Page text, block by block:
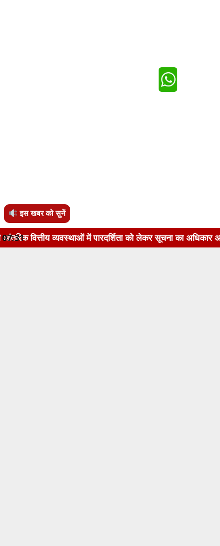
इस खबर को सुनें
में पारदर्शिता को लेकर सूचना का अधिकार अधिनियम, 2005
07:31